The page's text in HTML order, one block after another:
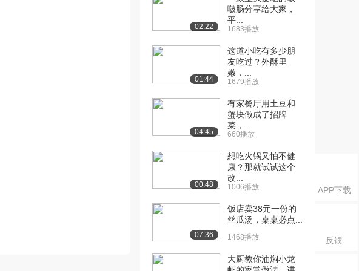
APP下载
反馈
02:22
啵肠分享给大家，
平...
1683播放
01:44
这道小吃有多少朋
友吃过？外酥里
嫩，...
1679播放
04:45
有家餐厅用土豆和
蟹块做成了招牌
菜，...
660播放
00:48
想吃火锅又怕不健
康？那就试试这个
改...
1006播放
07:36
饭店卖38元一份的
丝瓜汤，桌桌必点...
1468播放
大厨教你油焖小龙